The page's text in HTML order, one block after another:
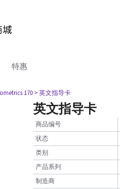
特惠
170 > 英文指导卡
英文指导卡
商品编号
状态
类别
产品系列
制造商